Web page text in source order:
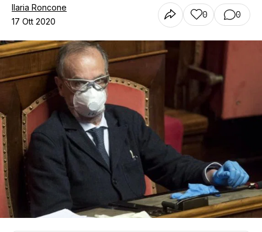
Ilaria Roncone
17 Ott 2020
0 0